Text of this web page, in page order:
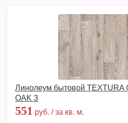
Линолеум бытовой TEXTURA
OAK 3
551 руб. / за кв. м.